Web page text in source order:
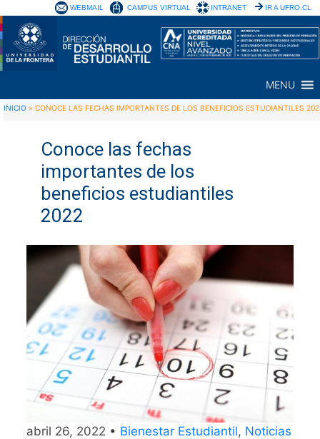
WEBMAIL CAMPUS VIRTUAL INTRANET IR A UFRO.CL
MENU
INICIO » CONOCE LAS FECHAS IMPORTANTES DE LOS BENEFICIOS ESTUDIANTILES
Conoce las fechas
importantes de los
beneficios estudiantiles
2022
abril 26, 2022 • Bienestar Estudiantil, Noticias